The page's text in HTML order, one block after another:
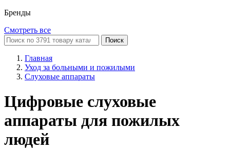
Бренды
Смотреть все
Поиск
Главная
Уход за больными и пожилыми
Слуховые аппараты
Цифровые слуховые
аппараты для пожилых
людей